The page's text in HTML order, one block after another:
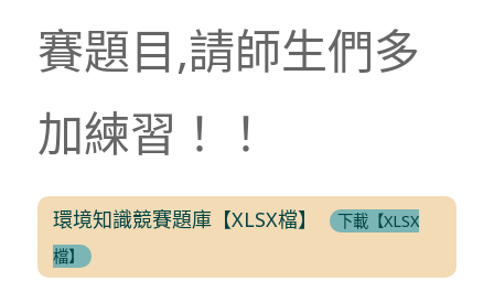
賽題目,請師生們多
加練習！！
環境知識競賽題庫【XLSX檔】
下載【XLSX
檔】